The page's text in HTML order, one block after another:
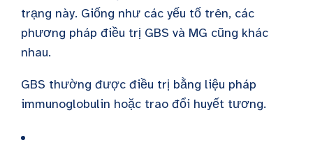
trạng này. Giống như các yếu tố trên, các
phương pháp điều trị GBS và MG cũng khác
nhau.
GBS thường được điều trị bằng liệu pháp
immunoglobulin hoặc trao đổi huyết tương.